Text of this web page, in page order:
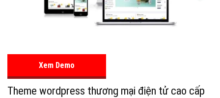
Xem Demo
Theme wordpress thương mại điện tử cao cấp